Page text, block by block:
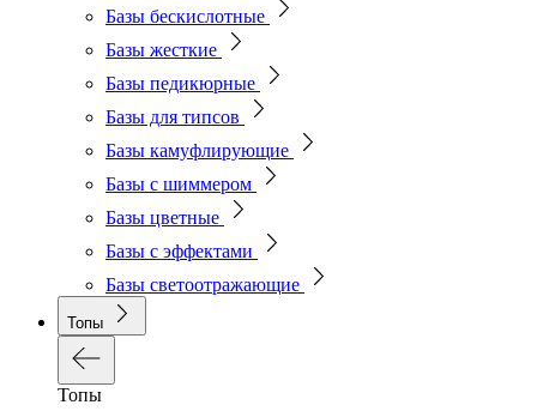
Базы бескислотные
Базы жесткие
Базы педикюрные
Базы для типсов
Базы камуфлирующие
Базы с шиммером
Базы цветные
Базы с эффектами
Базы светоотражающие
Топы
Топы